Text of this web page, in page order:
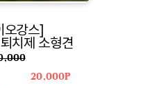
오강스]
치제 소형견
20,000P